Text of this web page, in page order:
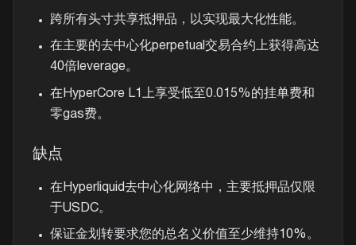
跨所有头寸共享抵押品，以实现最大化性能。
在主要的去中心化perpetual交易合约上获得高达
40倍leverage。
在HyperCore L1上享受低至0.015%的挂单费和
零gas费。
缺点
在Hyperliquid去中心化网络中，主要抵押品仅限
于USDC。
保证金划转要求您的总名义价值至少维持10%。